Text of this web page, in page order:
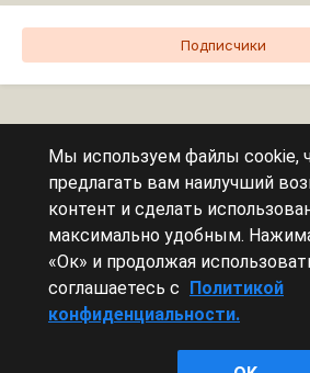
Подписчики
Сейчас на странице
Эту страницу никто не просматривает.
Леста Игры
Мы используем файлы cookie,
предлагать вам наилучший
контент и сделать
максимально удобным.
«Ок» и продолжая
соглашаетесь с Политикой
конфиденциальности.